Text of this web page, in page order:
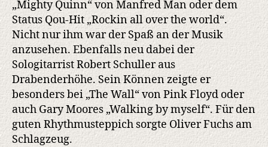
„Mighty Quinn“ von Manfred Man oder dem
Status Qou-Hit „Rockin all over the world“.
Nicht nur ihm war der Spaß an der Musik
anzusehen. Ebenfalls neu dabei der
Sologitarrist Robert Schuller aus
Drabenderhöhe. Sein Können zeigte er
besonders bei „The Wall“ von Pink Floyd oder
auch Gary Moores „Walking by myself“. Für den
guten Rhythmusteppich sorgte Oliver Fuchs am
Schlagzeug.